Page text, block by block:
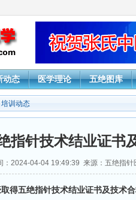
动态 医学理论 五绝图库
培训动态
指针技术结业证书
：2024-04-04 19:49:39 来源：五绝指针
得五绝指针技术结业证书及技术